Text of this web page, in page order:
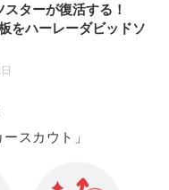
スターが復活する！
をハーレーダビッドソ
スカウト」